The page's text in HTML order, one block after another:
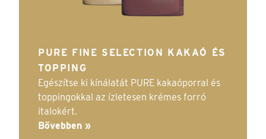
PURE FINE SELECTION KAKAÓ ÉS
TOPPING
Egészítse ki kínálatát PURE kakaóporral és
toppingokkal az ízletesen krémes forró
italokért.
Bővebben »